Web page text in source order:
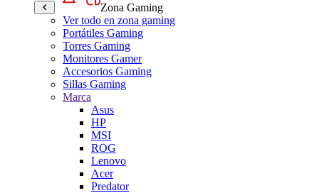
Zona Gaming
Ver todo en zona gaming
Portátiles Gaming
Torres Gaming
Monitores Gamer
Accesorios Gaming
Sillas Gaming
Marca
Asus
HP
MSI
ROG
Lenovo
Acer
Predator